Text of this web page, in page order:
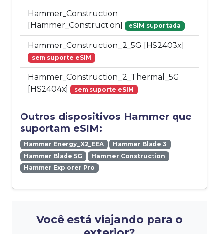
Hammer_Construction
[Hammer_Construction]
eSIM suportada
Hammer_Construction_2_5G [HS2403x]
sem suporte eSIM
Hammer_Construction_2_Thermal_5G
[HS2404x]
sem suporte eSIM
Outros dispositivos Hammer que
suportam eSIM:
Hammer Energy_X2_EEA
Hammer Blade 3
Hammer Blade 5G
Hammer Construction
Hammer Explorer Pro
Você está viajando para o